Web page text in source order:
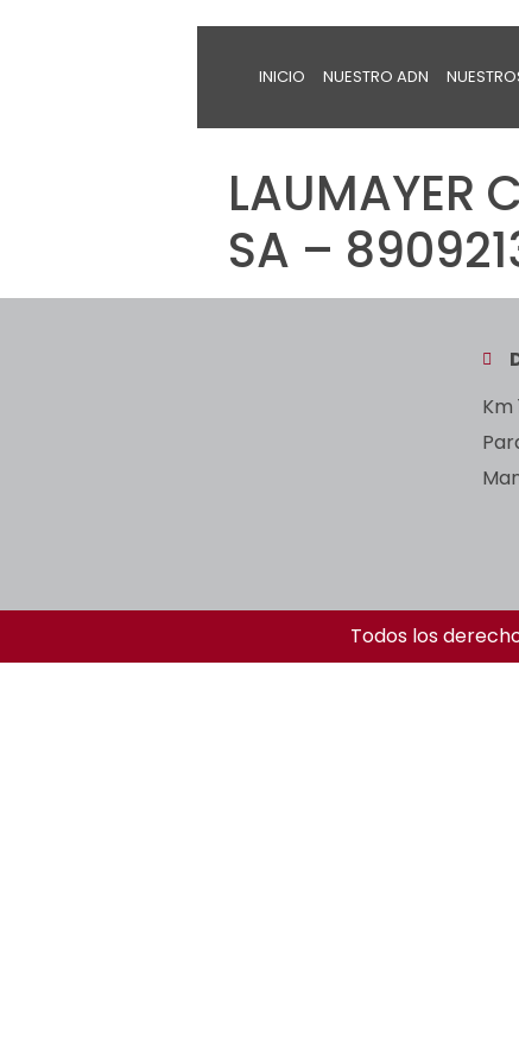
INICIO NUESTRO ADN
LAUMAYER
SA –
Km
Todos los